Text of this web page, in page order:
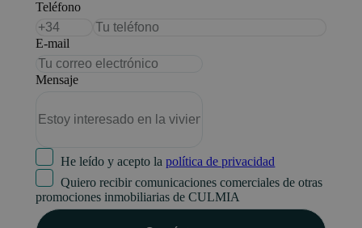
Teléfono
E-mail
Mensaje
He leído y acepto lapolítica de privacidad
Quiero recibir comunicaciones comerciales de otras
promociones inmobiliarias de CULMIA